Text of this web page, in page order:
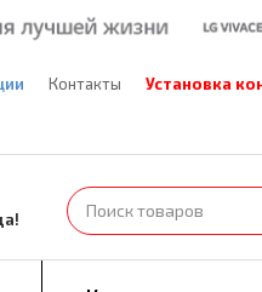
Контакты Установка